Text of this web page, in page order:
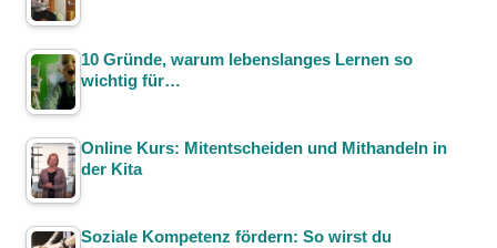
10 Gründe, warum lebenslanges Lernen so
wichtig für…
Online Kurs: Mitentscheiden und Mithandeln in
der Kita
Soziale Kompetenz fördern: So wirst du